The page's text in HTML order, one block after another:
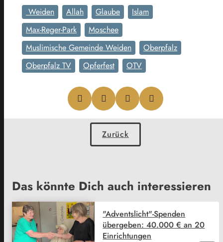
Weiden Allah Glaube
Islam
Max-Reger-Park
Moschee
Muslimische Gemeinde Weiden
Oberpfalz
Oberpfalz TV
Opferfest OTV
Zurück
Das könnte Dich auch interessieren
"Adventslicht"-Spenden
übergeben: 40.000 € an 20
Einrichtungen